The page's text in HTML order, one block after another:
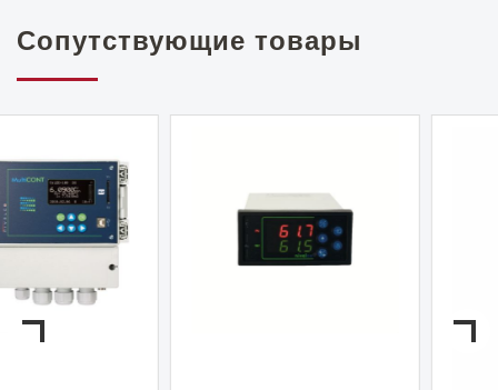
Сопутствующие товары